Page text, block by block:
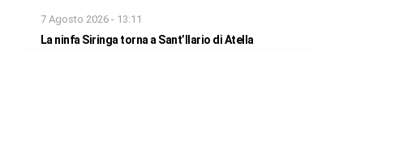
7 Agosto 2026 - 13:11
La ninfa Siringa torna a Sant’Ilario di Atella